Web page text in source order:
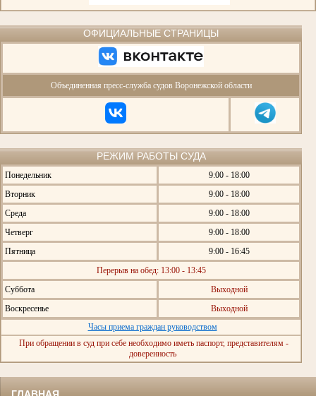
ОФИЦИАЛЬНЫЕ СТРАНИЦЫ
Объединенная пресс-служба судов Воронежской области
РЕЖИМ РАБОТЫ СУДА
Понедельник
9:00 - 18:00
Вторник
9:00 - 18:00
Среда
9:00 - 18:00
Четверг
9:00 - 18:00
Пятница
9:00 - 16:45
Перерыв на обед: 13:00 - 13:45
Суббота
Выходной
Воскресенье
Выходной
Часы приема граждан руководством
При обращении в суд при себе необходимо иметь паспорт, представителям -
доверенность